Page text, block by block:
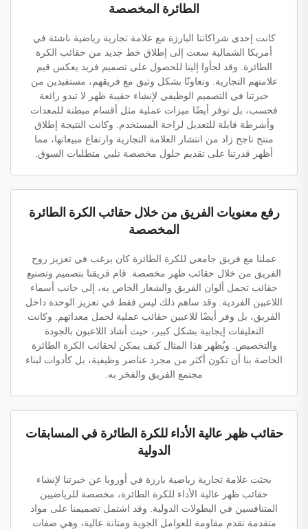
الطائرة المخصصة
كانت إحدى شراكاتنا البارزة مع علامة تجارية رياضية ناشئة في
أمريكا الشمالية سعت إلى إطلاق خط جديد من حقائب الكرة
الطائرة. وقد لجأوا إلينا للحصول على تصميم فريد يعكس قيم
علامتهم التجارية. وتعاونّا بشكل وثيق مع فريقهم، مستفيدين من
خبرتنا في التصميم الوظيفي لإنشاء حقيبة ظهر لا تبدو رائعة
فحسب، بل توفر أيضًا ميزات عملية مثل أقسام مبطنة للمعدات
وأشرطة قابلة للتعديل لراحة المستخدم. وكانت النتيجة إطلاق
منتج ناجح زاد من انتشار العلامة التجارية وارتفاع مبيعاتها، مما
أظهر قدرتنا على تقديم حلول مخصصة تلبي متطلبات السوق.
رفع معنويات الفريق من خلال حقائب الكرة الطائرة
المخصصة
عملنا مع فريق جامعي للكرة الطائرة كان يرغب في تعزيز روح
الفريق من خلال حقائب ظهر مخصصة. قام فريقنا بتصميم وتصنيع
حقائب تحمل ألوان الفريق والشعار الخاص به، إلى جانب أسماء
اللاعبين الفردية. وقد ساهم ذلك ليس فقط في تعزيز الوحدة داخل
الفريق، بل وفر أيضًا للاعبين حقائب عملية لحمل معداتهم. وكانت
التعليقات إيجابية بشكل كبير، حيث أشاد اللاعبون بالجودة
والتخصيص. ويُظهر هذا المثال كيف يمكن لحقائب الكرة الطائرة
الخاصة بنا أن تكون أكثر من مجرد عناصر وظيفية، بل كأدوات لبناء
مجتمع الفريق والفخر به.
حقائب ظهر عالية الأداء للكرة الطائرة في المسابقات
الدولية
بحثت علامة تجارية رياضية بارزة في أوروبا عن خبرتنا لإنشاء
حقائب ظهر عالية الأداء للكرة الطائرة، مخصصة للرياضيين
المتنافسين في البطولات الدولية. وقد اشتمل تصميمنا على مواد
متقدمة تقدم مقاومة للعوامل الجوية ومتانة عالية، وهي صفات